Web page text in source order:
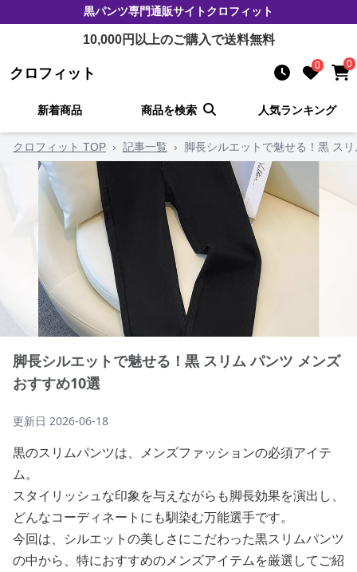
黒パンツ専門通販サイトクロフィット
10,000円以上のご購入で送料無料
クロフィット 0 0
新着商品 商品を検索 人気ランキング
クロフィット TOP › 記事一覧 › 脚長シルエットで魅せる！黒 ス
脚長シルエットで魅せる！黒 スリム パンツ メンズ
おすすめ10選
更新日 2026-06-18
黒のスリムパンツは、メンズファッションの必須アイテ
ム。
スタイリッシュな印象を与えながらも脚長効果を演出し、
どんなコーディネートにも馴染む万能選手です。
今回は、シルエットの美しさにこだわった黒スリムパンツ
の中から、特におすすめのメンズアイテムを厳選してご紹